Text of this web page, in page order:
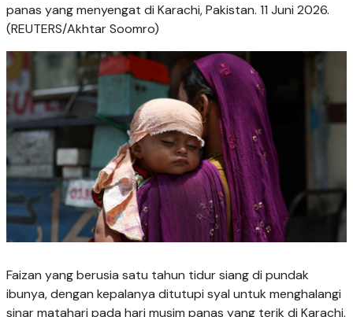
panas yang menyengat di Karachi, Pakistan. 11 Juni 2026.
(REUTERS/Akhtar Soomro)
Faizan yang berusia satu tahun tidur siang di pundak
ibunya, dengan kepalanya ditutupi syal untuk menghalangi
sinar matahari pada hari musim panas yang terik di Karachi,